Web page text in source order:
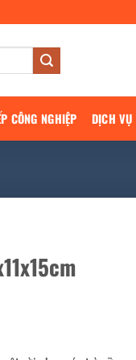
CÔNG NGHIỆP DỊCH VỤ